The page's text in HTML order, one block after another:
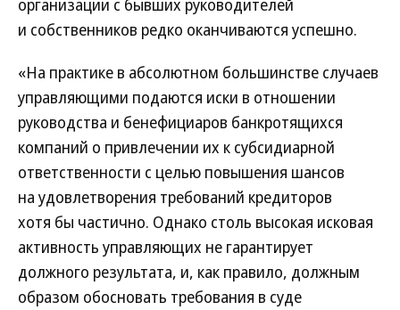
организации с бывших руководителей
и собственников редко оканчиваются успешно.
«На практике в абсолютном большинстве случаев
управляющими подаются иски в отношении
руководства и бенефициаров банкротящихся
компаний о привлечении их к субсидиарной
ответственности с целью повышения шансов
на удовлетворения требований кредиторов
хотя бы частично. Однако столь высокая исковая
активность управляющих не гарантирует
должного результата, и, как правило, должным
образом обосновать требования в суде